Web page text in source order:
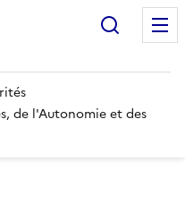
de l'Autonomie et des